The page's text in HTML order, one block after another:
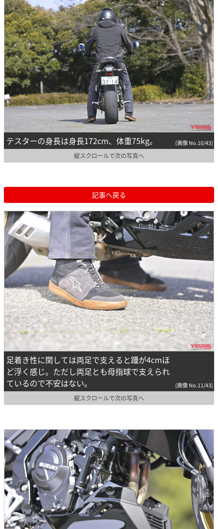
テスターの身長は身長172cm、体重75kg。 (画像 No.10/43)
縦スクロールで次の写真へ
記事へ戻る
足着き性に関しては両足で支えると踵が4cmほ
ど浮く感じ。ただし両足とも母指球で支えられ
ているので不安はない。
(画像 No.11/43)
縦スクロールで次の写真へ